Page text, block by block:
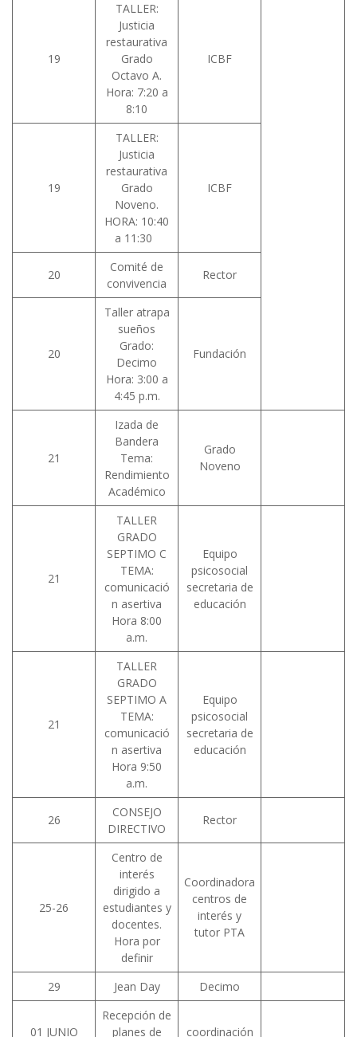
19
TALLER:
Justicia
restaurativa
Grado
Octavo A.
Hora: 7:20 a
8:10
ICBF
19
TALLER:
Justicia
restaurativa
Grado
Noveno.
HORA: 10:40
a 11:30
ICBF
20
Comité de
convivencia
Rector
20
Taller atrapa
sueños
Grado:
Decimo
Hora: 3:00 a
4:45 p.m.
Fundación
21
Izada de
Bandera
Tema:
Rendimiento
Académico
Grado
Noveno
21
TALLER
GRADO
SEPTIMO C
TEMA:
comunicació
n asertiva
Hora 8:00
a.m.
Equipo
psicosocial
secretaria de
educación
21
TALLER
GRADO
SEPTIMO A
TEMA:
comunicació
n asertiva
Hora 9:50
a.m.
Equipo
psicosocial
secretaria de
educación
26
CONSEJO
DIRECTIVO
Rector
25-26
Centro de
interés
dirigido a
estudiantes y
docentes.
Hora por
definir
Coordinadora
centros de
interés y
tutor PTA
29 Jean Day Decimo
01 JUNIO
Recepción de
planes de
coordinación